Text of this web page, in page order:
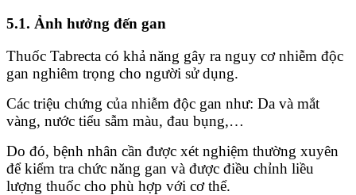
5.1. Ảnh hưởng đến gan
Thuốc Tabrecta có khả năng gây ra nguy cơ nhiễm độc
gan nghiêm trọng cho người sử dụng.
Các triệu chứng của nhiễm độc gan như: Da và mắt
vàng, nước tiểu sẫm màu, đau bụng,…
Do đó, bệnh nhân cần được xét nghiệm thường xuyên
để kiểm tra chức năng gan và được điều chỉnh liều
lượng thuốc cho phù hợp với cơ thể.